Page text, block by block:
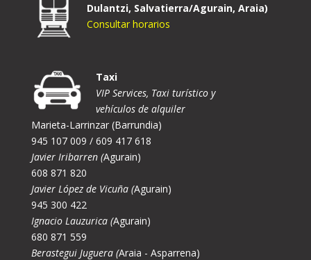
Dulantzi, Salvatierra/Agurain, Araia)
Consultar horarios
Taxi
VIP Services, Taxi turístico y
vehículos de alquiler
Marieta-Larrinzar (Barrundia)
945 107 009 / 609 417 618
Javier Iribarren (Agurain)
608 871 820
Javier López de Vicuña (Agurain)
945 300 422
Ignacio Lauzurica (Agurain)
680 871 559
Berastegui Juguera (Araia - Asparrena)